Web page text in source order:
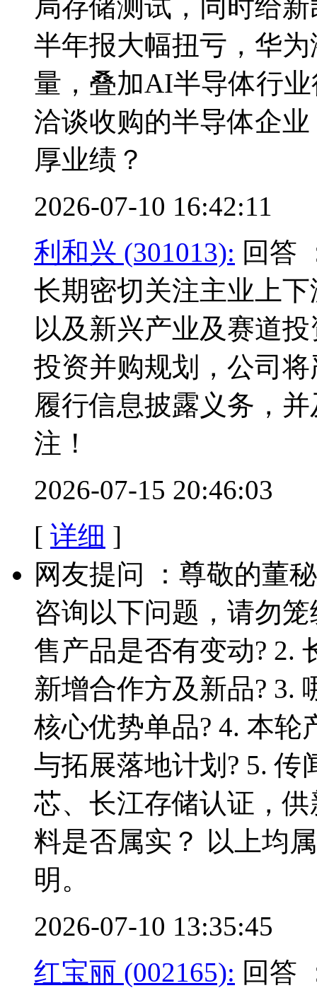
局存储测试，同时给
半年报大幅扭亏，华
量，叠加AI半导体行
洽谈收购的半导体企
厚业绩？
2026-07-10 16:42:11
利和兴 (301013): 回答
长期密切关注主业上
以及新兴产业及赛道
投资并购规划，公司
履行信息披露义务，
注！
2026-07-15 20:46:03
[ 详细 ]
网友提问 ：尊敬的董
咨询以下问题，请勿
售产品是否有变动? 2.
新增合作方及新品? 3.
核心优势单品? 4. 本
与拓展落地计划? 5.
芯、长江存储认证，
料是否属实？ 以上均
明。
2026-07-10 13:35:45
红宝丽 (002165): 回答